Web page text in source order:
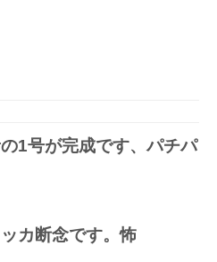
1号が完成です、パチパ
カ断念です。怖